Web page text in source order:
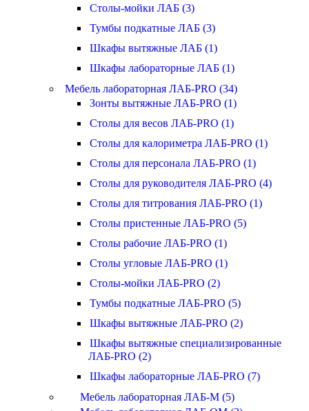
Столы-мойки ЛАБ (3)
Тумбы подкатные ЛАБ (3)
Шкафы вытяжные ЛАБ (1)
Шкафы лабораторные ЛАБ (1)
Мебель лабораторная ЛАБ-PRO (34)
Зонты вытяжные ЛАБ-PRO (1)
Столы для весов ЛАБ-PRO (1)
Столы для калориметра ЛАБ-PRO (1)
Столы для персонала ЛАБ-PRO (1)
Столы для руководителя ЛАБ-PRO (4)
Столы для титрования ЛАБ-PRO (1)
Столы пристенные ЛАБ-PRO (5)
Столы рабочие ЛАБ-PRO (1)
Столы угловые ЛАБ-PRO (1)
Столы-мойки ЛАБ-PRO (2)
Тумбы подкатные ЛАБ-PRO (5)
Шкафы вытяжные ЛАБ-PRO (2)
Шкафы вытяжные специализированные
ЛАБ-PRO (2)
Шкафы лабораторные ЛАБ-PRO (7)
Мебель лабораторная ЛАБ-М (5)